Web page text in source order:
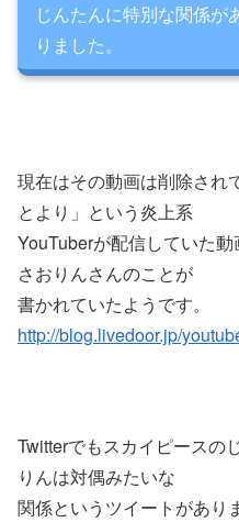
じんたんに特別な関係が
りました。
現在はその動画は削除され
とより」という炎上系
YouTuberが配信していた
さおりんさんのことが
書かれていたようです。
http://blog.livedoor.jp/
Twitterでもスカイピースの
りんは対偶みたいな
関係というツイートがあり